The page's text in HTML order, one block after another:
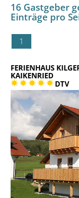
16 Gastgeber
Einträge pro
1
FERIENHAUS
KAIKENRIED
DTV